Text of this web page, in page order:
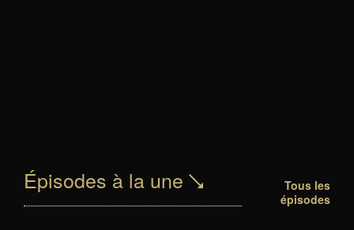
Épisodes à la une
Tous les
épisodes